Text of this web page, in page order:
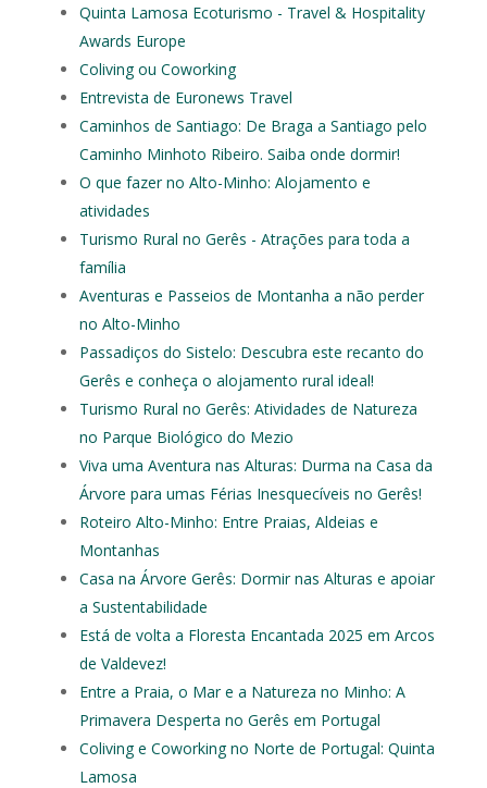
Quinta Lamosa Ecoturismo - Travel & Hospitality
Awards Europe
Coliving ou Coworking
Entrevista de Euronews Travel
Caminhos de Santiago: De Braga a Santiago pelo
Caminho Minhoto Ribeiro. Saiba onde dormir!
O que fazer no Alto-Minho: Alojamento e
atividades
Turismo Rural no Gerês - Atrações para toda a
família
Aventuras e Passeios de Montanha a não perder
no Alto-Minho
Passadiços do Sistelo: Descubra este recanto do
Gerês e conheça o alojamento rural ideal!
Turismo Rural no Gerês: Atividades de Natureza
no Parque Biológico do Mezio
Viva uma Aventura nas Alturas: Durma na Casa da
Árvore para umas Férias Inesquecíveis no Gerês!
Roteiro Alto-Minho: Entre Praias, Aldeias e
Montanhas
Casa na Árvore Gerês: Dormir nas Alturas e apoiar
a Sustentabilidade
Está de volta a Floresta Encantada 2025 em Arcos
de Valdevez!
Entre a Praia, o Mar e a Natureza no Minho: A
Primavera Desperta no Gerês em Portugal
Coliving e Coworking no Norte de Portugal: Quinta
Lamosa